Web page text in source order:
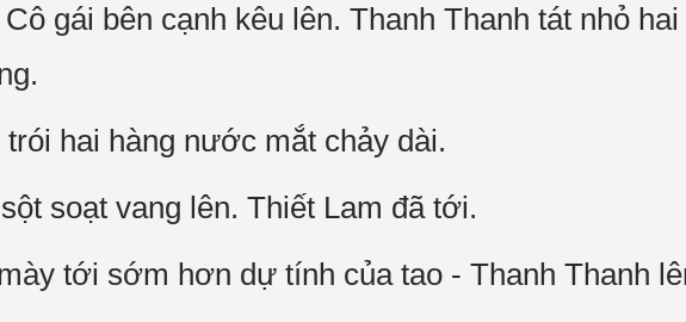
gái bên cạnh kêu lên. Thanh Thanh tát nhỏ
trói hai hàng nước mắt chảy dài.
soạt vang lên. Thiết Lam đã tới.
tới sớm hơn dự tính của tao - Thanh Thanh